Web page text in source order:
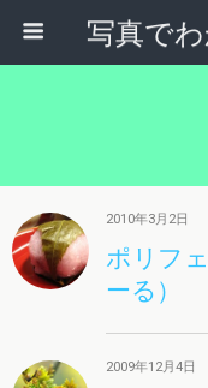
2010年3月2日
ポリフ
ーる）
2009年12月4日